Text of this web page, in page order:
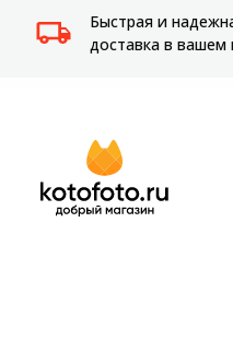
Быстрая и
доставка в вашем